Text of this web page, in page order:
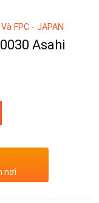
FPC - JAPAN
Asahi
Japan số lượng
nơi